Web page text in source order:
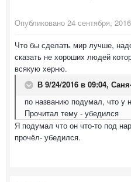
Опубликовано 24 сентября, 2016
Что бы сделать мир лучше,
сказать не хороших людей
всякую херню.
В 9/24/2016 в 09:04,
по названию подумал, что у
Прочитал тему - убедился
Я подумал что он что-то под
прочёл- убедился.